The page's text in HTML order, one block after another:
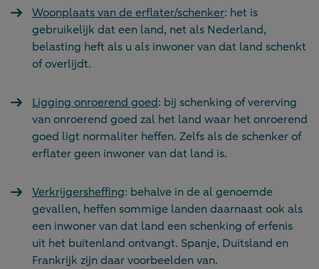
Woonplaats van de erflater/schenker: het is
gebruikelijk dat een land, net als Nederland,
belasting heft als u als inwoner van dat land schenkt
of overlijdt.
Ligging onroerend goed: bij schenking of vererving
van onroerend goed zal het land waar het onroerend
goed ligt normaliter heffen. Zelfs als de schenker of
erflater geen inwoner van dat land is.
Verkrijgersheffing: behalve in de al genoemde
gevallen, heffen sommige landen daarnaast ook als
een inwoner van dat land een schenking of erfenis
uit het buitenland ontvangt. Spanje, Duitsland en
Frankrijk zijn daar voorbeelden van.